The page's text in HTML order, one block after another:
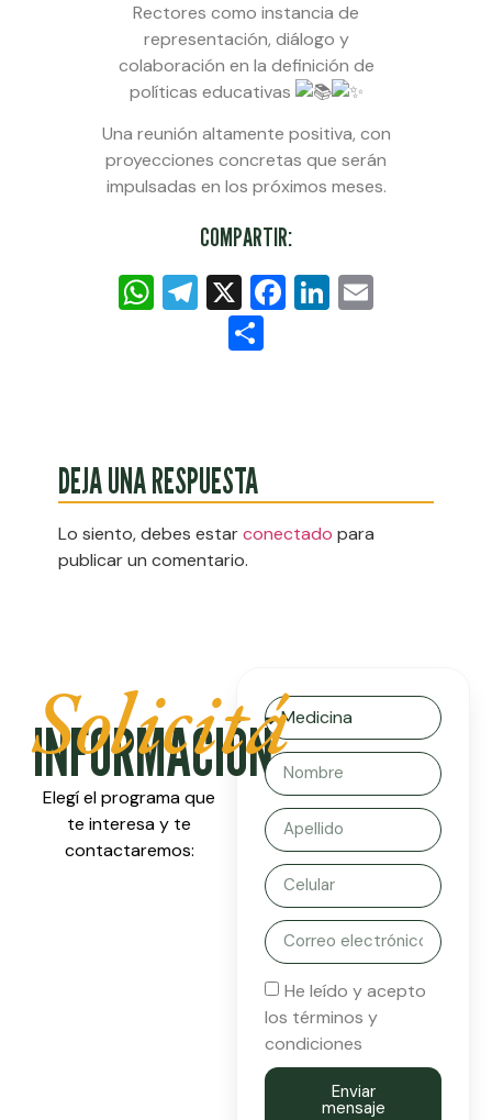
Rectores como instancia de
representación, diálogo y
colaboración en la definición de
políticas educativas
Una reunión altamente positiva, con
proyecciones concretas que serán
impulsadas en los próximos meses.
COMPARTIR:
WhatsApp
Telegram
X Facebook
LinkedIn
DEJA UNA RESPUESTA
Lo siento, debes estarconectado para
publicar un comentario.
Solicitá
INFORMACIÓN
Elegí el programa que
te interesa y te
contactaremos:
He leído y acepto
los términos y
condiciones
Enviar
mensaje